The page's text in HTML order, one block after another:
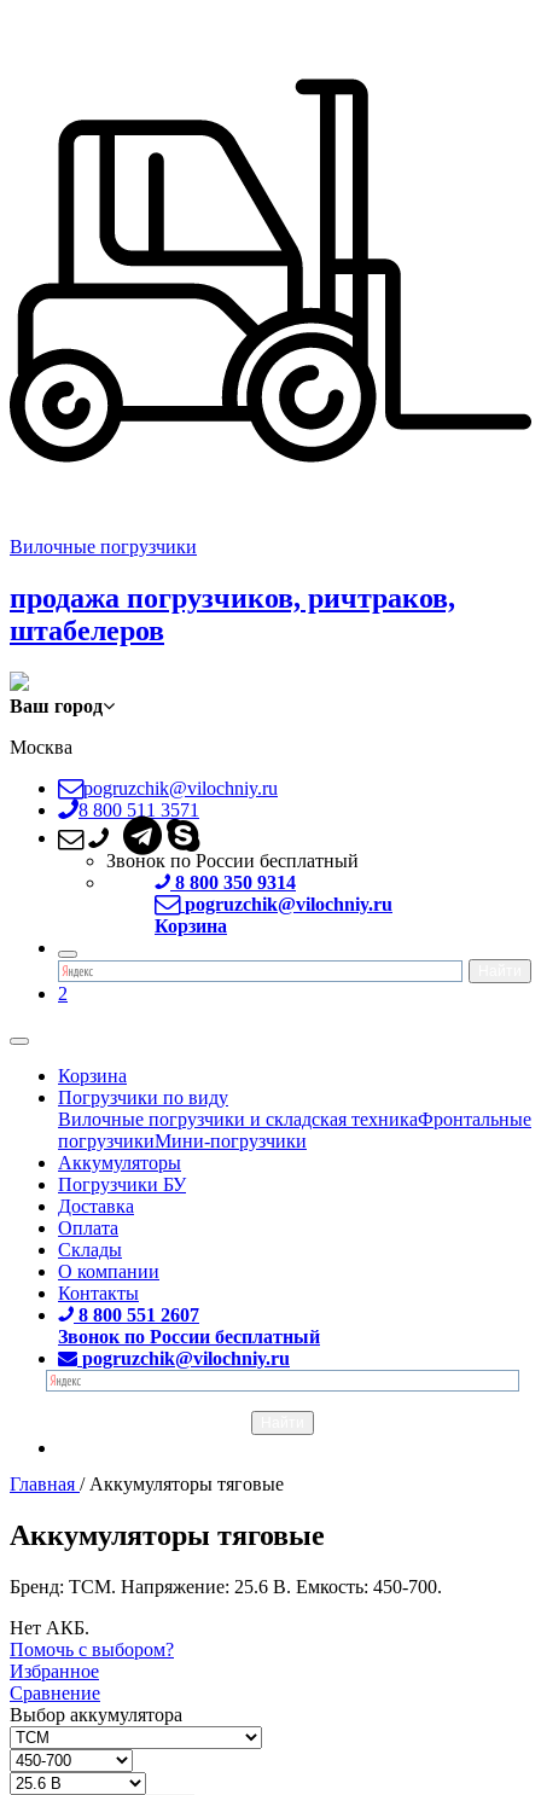
Вилочные погрузчики
продажа погрузчиков, ричтраков,
штабелеров
Ваш город
Москва
pogruzchik@vilochniy.ru
8 800 511 3571
Звонок по России бесплатный
8 800 350 9314
pogruzchik@vilochniy.ru
Корзина
2
Корзина
Погрузчики по виду
Вилочные погрузчики и складская техникаФронтальные
погрузчикиМини-погрузчики
Аккумуляторы
Погрузчики БУ
Доставка
Оплата
Склады
О компании
Контакты
8 800 551 2607
Звонок по России бесплатный
pogruzchik@vilochniy.ru
Главная / Аккумуляторы тяговые
Аккумуляторы тяговые
Бренд: TCM. Напряжение: 25.6 В. Емкость: 450-700.
Нет АКБ.
Помочь с выбором?
Избранное
Сравнение
Выбор аккумулятора